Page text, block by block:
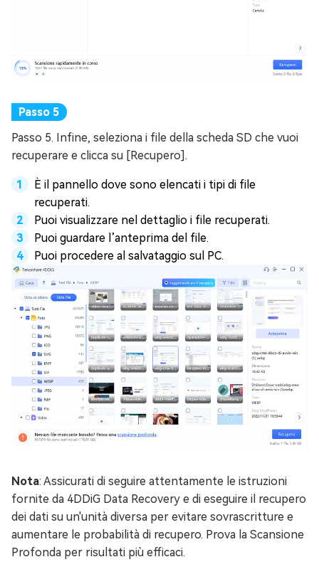
Passo 5. Infine, seleziona i file della scheda SD che vuoi
recuperare e clicca su [Recupero].
È il pannello dove sono elencati i tipi di file
recuperati.
Puoi visualizzare nel dettaglio i file recuperati.
Puoi guardare l’anteprima del file.
Puoi procedere al salvataggio sul PC.
Nota: Assicurati di seguire attentamente le istruzioni
fornite da 4DDiG Data Recovery e di eseguire il recupero
dei dati su un'unità diversa per evitare sovrascritture e
aumentare le probabilità di recupero. Prova la Scansione
Profonda per risultati più efficaci.